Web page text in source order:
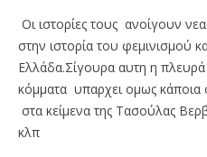
Οι ιστορίες τους ανοίγουν
στην ιστορία του φεμινισμού
Ελλάδα.Σίγουρα αυτη η
κόμματα υπαρχει ομως κάποια
στα κείμενα της Τασούλας
κλπ